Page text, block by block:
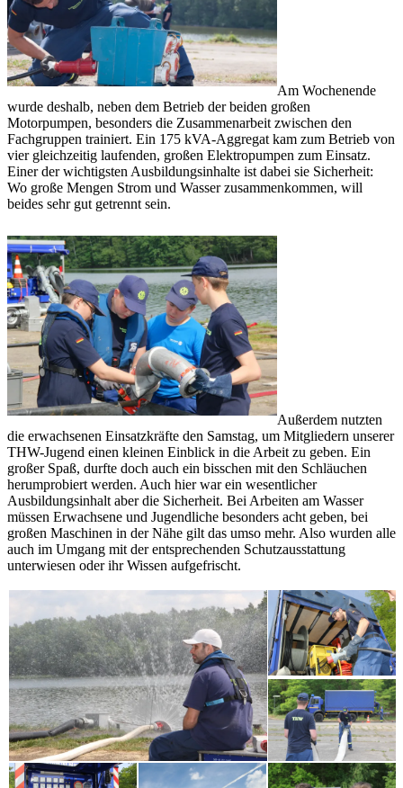
Am Wochenende
wurde deshalb, neben dem Betrieb der beiden großen
Motorpumpen, besonders die Zusammenarbeit zwischen den
Fachgruppen trainiert. Ein 175 kVA-Aggregat kam zum Betrieb von
vier gleichzeitig laufenden, großen Elektropumpen zum Einsatz.
Einer der wichtigsten Ausbildungsinhalte ist dabei sie Sicherheit:
Wo große Mengen Strom und Wasser zusammenkommen, will
beides sehr gut getrennt sein.
Außerdem nutzten
die erwachsenen Einsatzkräfte den Samstag, um Mitgliedern unserer
THW-Jugend einen kleinen Einblick in die Arbeit zu geben. Ein
großer Spaß, durfte doch auch ein bisschen mit den Schläuchen
herumprobiert werden. Auch hier war ein wesentlicher
Ausbildungsinhalt aber die Sicherheit. Bei Arbeiten am Wasser
müssen Erwachsene und Jugendliche besonders acht geben, bei
großen Maschinen in der Nähe gilt das umso mehr. Also wurden alle
auch im Umgang mit der entsprechenden Schutzausstattung
unterwiesen oder ihr Wissen aufgefrischt.